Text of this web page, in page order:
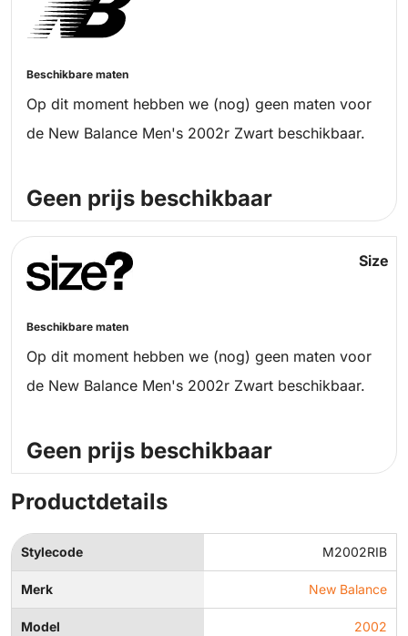
Beschikbare maten
Op dit moment hebben we (nog) geen maten voor
de New Balance Men's 2002r Zwart beschikbaar.
Geen prijs beschikbaar
Size
Beschikbare maten
Op dit moment hebben we (nog) geen maten voor
de New Balance Men's 2002r Zwart beschikbaar.
Geen prijs beschikbaar
Productdetails
Stylecode M2002RIB
Merk New Balance
Model 2002